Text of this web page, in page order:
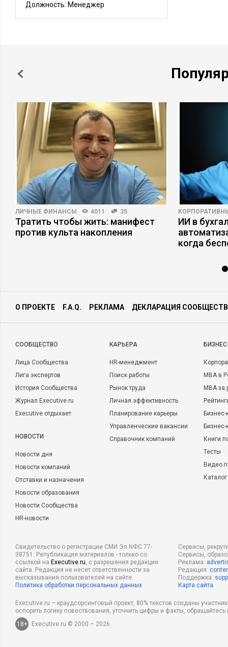
Должность: Менеджер
ЛИЧНЫЕ ФИНАНСЫ 4011 35
Тратить чтобы жить: манифест
против культа накопления
ИИ в
когда
О ПРОЕКТЕ F.A.Q. РЕКЛАМА ДЕКЛАРАЦИЯ
CООБЩЕСТВО
Лица Сообщества
Лига экспертов
История Сообщества
Журнал Executive.ru
Executive отдыхает
НОВОСТИ
Новости дня
Новости компаний
Отставки и назначения
Новости образования
Новости Сообщества
HR-новости
КАРЬЕРА
HR-менеджмент
Поиск работы
Рынок труда
Личная эффективность
Планирование карьеры
Управленческие вакансии
Справочник компаний
MBA в
MBA
Бизнес-
Книги
Тесты
Видео
Свидетельство о регистрации СМИ Эл NФС 77-
38751. Републикация материалов - только со
ссылкой на Executive.ru, с разрешения редакции
сайта. Редакция не несет ответственности за
высказывания пользователей на сайте.
Политика обработки персональных данных
Сервисы,
Сервисы,
Реклама:
Редакция:
Поддержка:
Карта сайта
Executive.ru – краудсорсинговый проект, 80% текстов созданы
оспорить логику повествования, уточнить цифры и факты,
18+
Executive.ru © 2000 – 2026.